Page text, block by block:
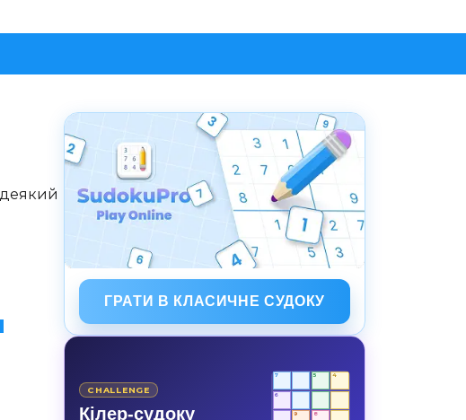
ГРАТИ В КЛАСИЧНЕ СУДОКУ
CHALLENGE
Кілер-судоку
7 5 4
6
9 8